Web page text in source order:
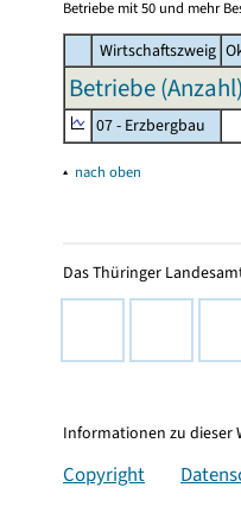
Betriebe mit 50 und mehr
Wirtschaftszweig
Betriebe (Anzahl)
07 - Erzbergbau
▴ nach oben
Das Thüringer
Informationen zu dieser
Copyright